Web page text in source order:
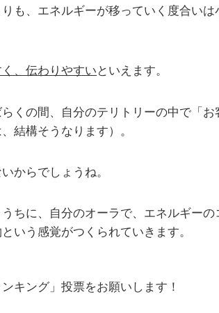
も、エネルギーが移っていく度合いは
、伝わりやすい といえます。
くの間、自分のテリトリーの中で「お
結構そうなります）。
からでしょうね。
ちに、自分のオーラで、エネルギーの
いう感覚がつくられていきます。
キング」投票をお願いします！